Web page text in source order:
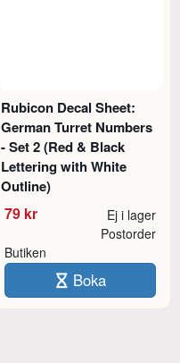
Rubicon Decal Sheet:
German Turret Numbers
- Set 2 (Red & Black
Lettering with White
Outline)
79 kr Ej i lager
Butiken
Postorder
Boka